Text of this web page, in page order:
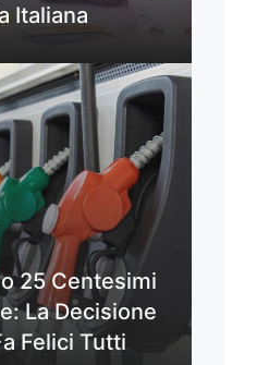
Italiana
25 Centesimi
La Decisione
Felici Tutti